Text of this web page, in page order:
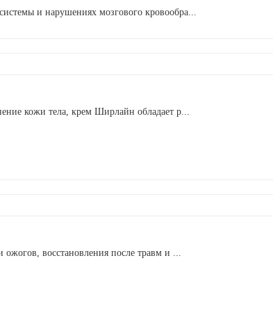
и нарушениях мозгового кровообра...
кожи тела, крем Ширлайн обладает р...
восстановления после травм и ...